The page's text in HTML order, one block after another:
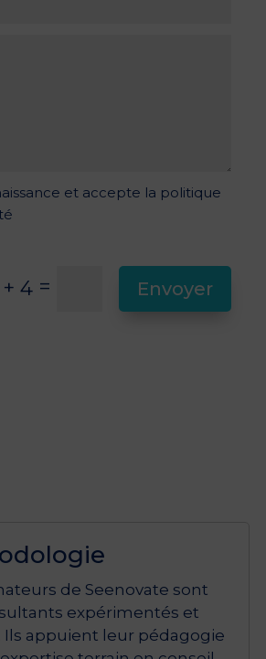
et accepte la politique
4 = Envoyer
de Seenovate sont
expérimentés et
Ils appuient leur pédagogie